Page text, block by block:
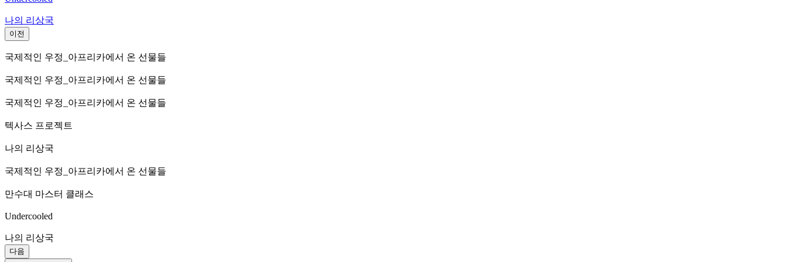
나의 리상국
이전
국제적인 우정_아프리카에서 온 선물들
국제적인 우정_아프리카에서 온 선물들
국제적인 우정_아프리카에서 온 선물들
텍사스 프로젝트
나의 리상국
국제적인 우정_아프리카에서 온 선물들
만수대 마스터 클래스
Undercooled
나의 리상국
다음